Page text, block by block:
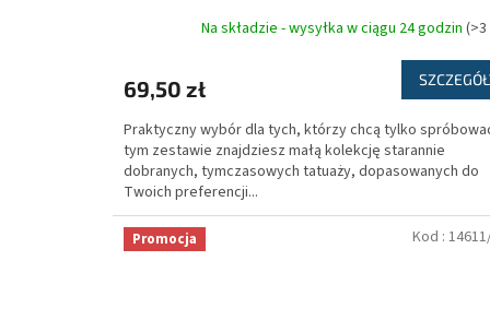
Na składzie - wysyłka w ciągu 24 godzin
69,50 zł
Praktyczny wybór dla tych, którzy chcą tylko
tym zestawie znajdziesz małą kolekcję starannie
dobranych, tymczasowych tatuaży, dopasowanych do
Twoich preferencji...
Promocja Kod :